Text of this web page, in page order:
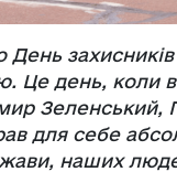
День
Це день, коли
Зеленський,
для себе
наших